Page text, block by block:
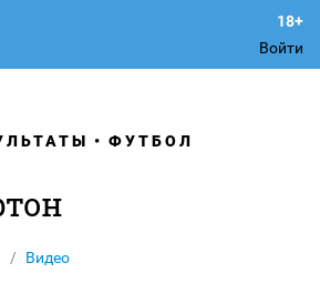
Войти
ФУТБОЛ
Видео